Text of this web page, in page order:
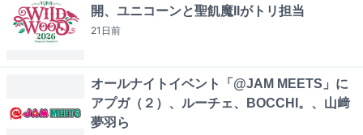
開、ユニコーンと聖飢魔IIがトリ担当
21日前
オールナイトイベント「@JAM MEETS」に
アプガ（２）、ルーチェ、BOCCHI。、山﨑
夢羽ら